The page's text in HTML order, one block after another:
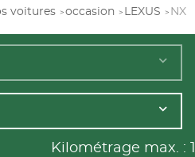
voitures occasion LEXUS NX
Kilométrage max. :